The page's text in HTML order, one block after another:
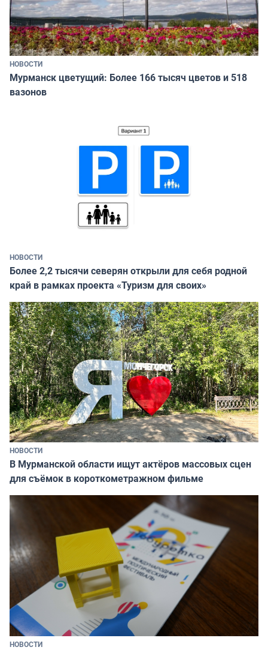
НОВОСТИ
Мурманск цветущий: Более 166 тысяч цветов и 518
вазонов
НОВОСТИ
Более 2,2 тысячи северян открыли для себя родной
край в рамках проекта «Туризм для своих»
НОВОСТИ
В Мурманской области ищут актёров массовых сцен
для съёмок в короткометражном фильме
НОВОСТИ